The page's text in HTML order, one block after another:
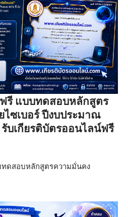
รี แบบทดสอบหลักสูตร
ซเบอร์ ปีงบประมาณ
บเกียรติบัตรออนไลน์ฟรี
ดสอบหลักสูตรความมั่นคง